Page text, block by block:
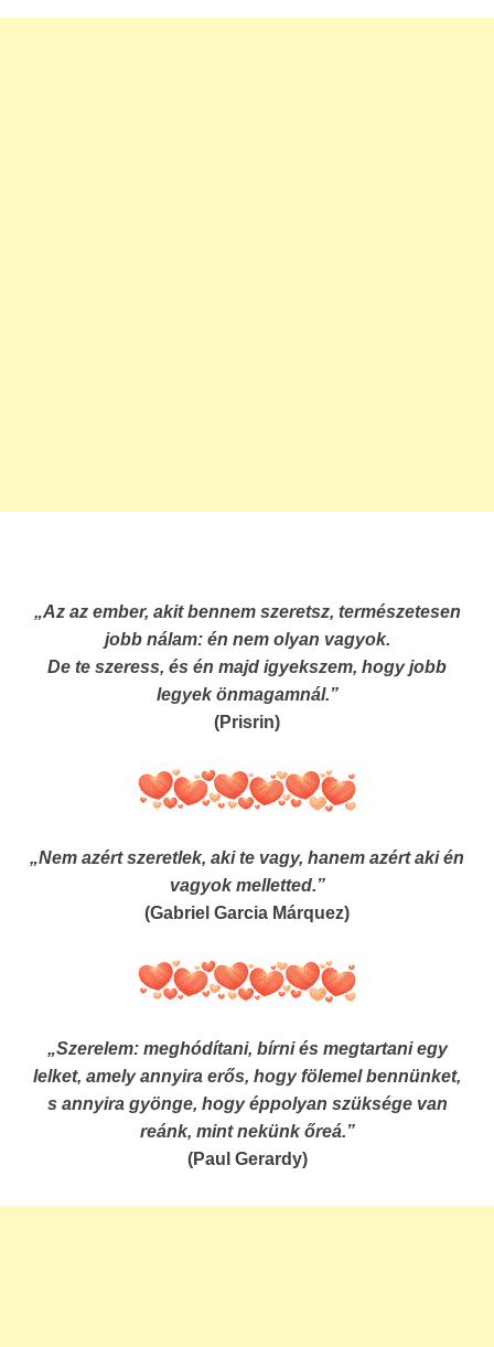
„Az az ember, akit bennem szeretsz, természetesen
jobb nálam: én nem olyan vagyok.
De te szeress, és én majd igyekszem, hogy jobb
legyek önmagamnál.”
(Prisrin)
„Nem azért szeretlek, aki te vagy, hanem azért aki én
vagyok melletted.”
(Gabriel Garcia Márquez)
„Szerelem: meghódítani, bírni és megtartani egy
lelket, amely annyira erős, hogy fölemel bennünket,
s annyira gyönge, hogy éppolyan szüksége van
reánk, mint nekünk őreá.”
(Paul Gerardy)